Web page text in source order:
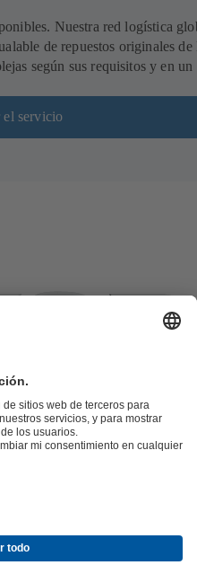
Nuestra red logística
de repuestos originales
según sus requisitos y en un
el servicio
service for pumps and
de empleo en KSB